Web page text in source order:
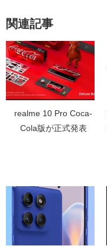
関連記事
realme 10 Pro Coca-
Cola版が正式発表